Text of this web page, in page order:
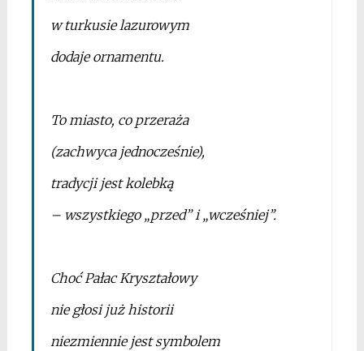
w turkusie lazurowym
dodaje ornamentu.
To miasto, co przeraża
(zachwyca jednocześnie),
tradycji jest kolebką
– wszystkiego „przed” i „wcześniej”.
Choć Pałac Kryształowy
nie głosi już historii
niezmiennie jest symbolem